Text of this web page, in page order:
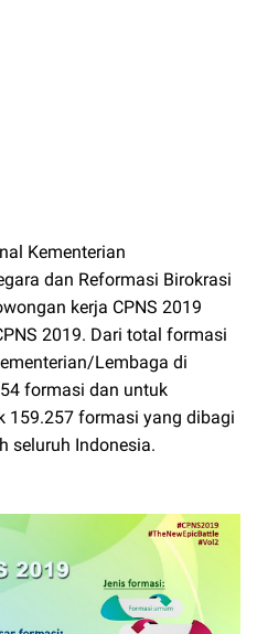
Kementerian
dan Reformasi Birokrasi
kerja CPNS 2019
2019. Dari total formasi
Lembaga di
formasi dan untuk
159.257 formasi yang dibagi
seluruh Indonesia.